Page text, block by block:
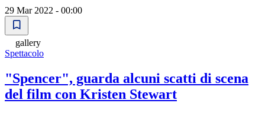
29 Mar 2022 - 00:00
gallery
Spettacolo
"Spencer", guarda alcuni scatti di scena
del film con Kristen Stewart